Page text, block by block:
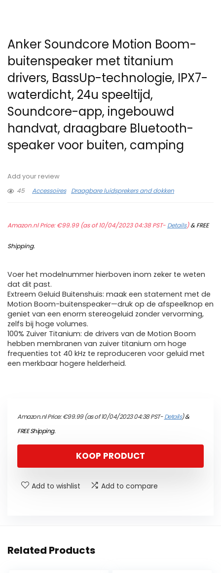
Anker Soundcore Motion Boom-
buitenspeaker met titanium
drivers, BassUp-technologie, IPX7-
waterdicht, 24u speeltijd,
Soundcore-app, ingebouwd
handvat, draagbare Bluetooth-
speaker voor buiten, camping
Add your review
45
Accessoires Draagbare luidsprekers and dokken
Amazon.nl Price:€99.99(as of 10/04/2023 04:38 PST- Details)&FREE
Shipping.
Voer het modelnummer hierboven inom zeker te weten
dat dit past.
Extreem Geluid Buitenshuis: maak een statement met de
Motion Boom-buitenspeaker—druk op de afspeelknop en
geniet van een enorm stereogeluid zonder vervorming,
zelfs bij hoge volumes.
100% Zuiver Titanium: de drivers van de Motion Boom
hebben membranen van zuiver titanium om hoge
frequenties tot 40 kHz te reproduceren voor geluid met
een merkbaar hogere helderheid.
Amazon.nl Price:€99.99(as of 10/04/2023 04:38 PST-Details)&
FREE Shipping.
KOOP PRODUCT
Add to wishlist Add to compare
Related Products